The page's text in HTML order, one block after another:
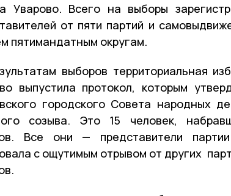
Уварово. Всего на выборы
от пяти партий и
пятимандатным округам.
выборов территориальная
выпустила протокол, которым
городского Совета народных
созыва. Это 15 человек,
Все они — представители
с ощутимым отрывом от других